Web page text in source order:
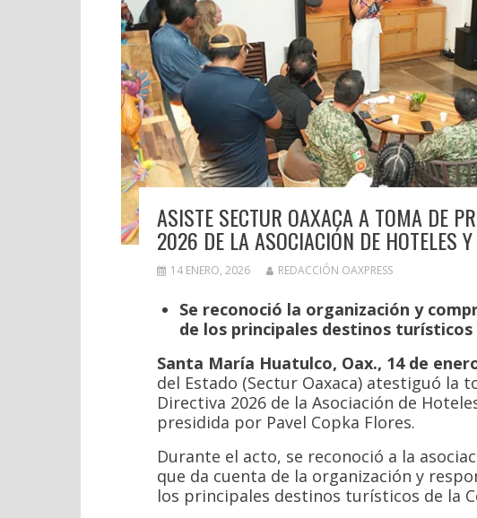
ASISTE SECTUR OAXACA A TOMA DE
2026 DE LA ASOCIACIÓN DE HOTELES
14 ENERO, 2026 REDACCIÓN OAXPRESS
Se reconoció la organización y
de los principales destinos turísticos
Santa María Huatulco, Oax., 14 de
del Estado (Sectur Oaxaca) atestiguó la
Directiva 2026 de la Asociación de
presidida por Pavel Copka Flores.
Durante el acto, se reconoció a la
que da cuenta de la organización y
los principales destinos turísticos de la